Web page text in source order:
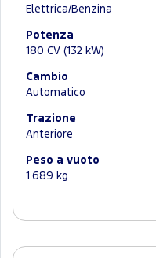
Elettrica/Benzina
Potenza
180 CV (132 kW)
Cambio
Automatico
Trazione
Anteriore
Peso a vuoto
1.689 kg